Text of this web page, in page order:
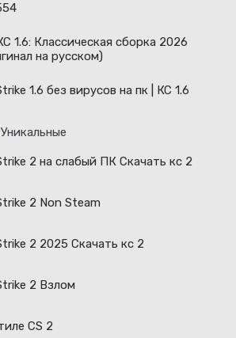
1.6: Классическая сборка 2026
на русском)
1.6 без вирусов на пк | КС 1.6
2 на слабый ПК Скачать кс 2
2 Non Steam
2 2025 Скачать кс 2
2 Взлом
CS 2